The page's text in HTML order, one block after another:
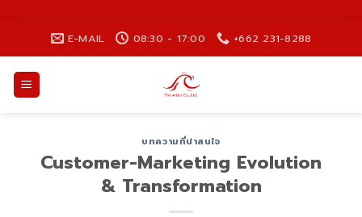
content
E-MAIL 08:30 - 17:00 +662 231-8288
บทความที่น่าสนใจ
Customer-Marketing Evolution
& Transformation